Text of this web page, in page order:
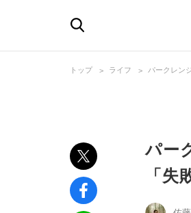
トップ ライフ パークレン
パー
「失